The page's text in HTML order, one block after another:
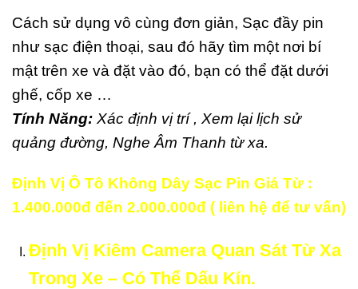
Cách sử dụng vô cùng đơn giản, Sạc đầy pin
như sạc điện thoại, sau đó hãy tìm một nơi bí
mật trên xe và đặt vào đó, bạn có thể đặt dưới
ghế, cốp xe …
Tính Năng: Xác định vị trí , Xem lại lịch sử
quảng đường, Nghe Âm Thanh từ xa.
Định Vị Ô Tô Không Dây Sạc Pin Giá Từ :
1.400.000đ đến 2.000.000đ ( liên hệ để tư vấn)
Định Vị Kiêm Camera Quan Sát Từ Xa
Trong Xe – Có Thể Dấu Kín.